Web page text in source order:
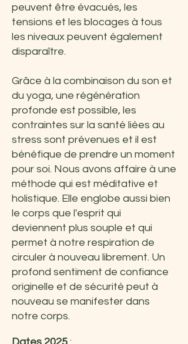
peuvent être évacués, les
tensions et les blocages à tous
les niveaux peuvent également
disparaître.
Grâce à la combinaison du son et
du yoga, une régénération
profonde est possible, les
contraintes sur la santé liées au
stress sont prévenues et il est
bénéfique de prendre un moment
pour soi. Nous avons affaire à une
méthode qui est méditative et
holistique. Elle englobe aussi bien
le corps que l'esprit qui
deviennent plus souple et qui
permet à notre respiration de
circuler à nouveau librement. Un
profond sentiment de confiance
originelle et de sécurité peut à
nouveau se manifester dans
notre corps.